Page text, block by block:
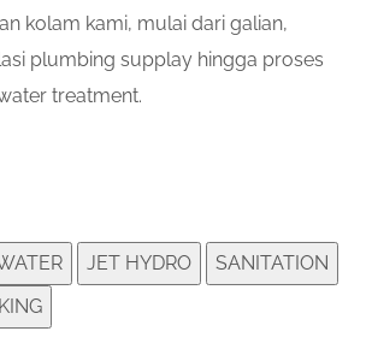
kolam kami, mulai dari galian,
plumbing supplay hingga proses
treatment.
JET HYDRO
SANITATION